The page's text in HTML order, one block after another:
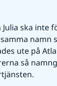
ska inte
namn
ute på
så